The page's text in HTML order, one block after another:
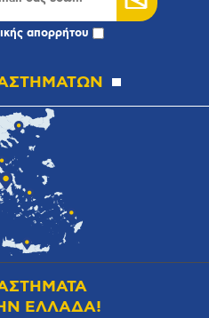
απορρήτου
ΕΛΛΑΔΑ!